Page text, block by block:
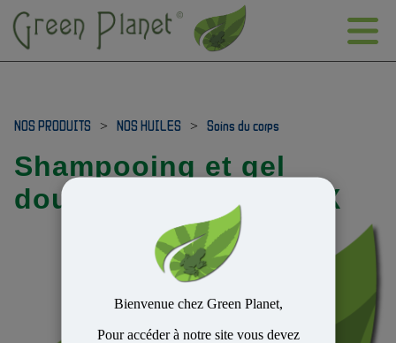
Bienvenue chez Green Planet,
Pour accéder à notre site vous devez
NOS PRODUITS > NOS HUILES > Soins du corps
Shampooing et gel
douche 100ml XXXXXX